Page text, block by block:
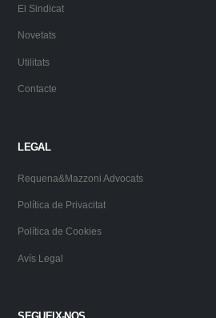
El Sindicat
Novetats
Utilitats
Contacte
LEGAL
Requena&Mazzoni Advocats
Política de Privacitat
Política de Cookies
Avís Legal